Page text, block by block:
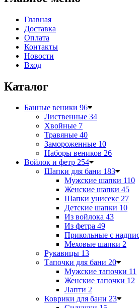
Главная
Доставка
Оплата
Контакты
Новости
Вход
Каталог
Банные веники 96
Лиственные 34
Хвойные 7
Травяные 40
Замороженные 10
Наборы веников 26
Войлок и фетр 254
Шапки для бани 183
Мужские шапки 110
Женские шапки 45
Шапки унисекс 27
Детские шапки 10
Из войлока 43
Из фетра 49
Прикольные с
Меховые шапки 2
Рукавицы 13
Тапочки для бани 20
Мужские тапочки 11
Женские тапочки 12
Лапти 2
Коврики для бани 23